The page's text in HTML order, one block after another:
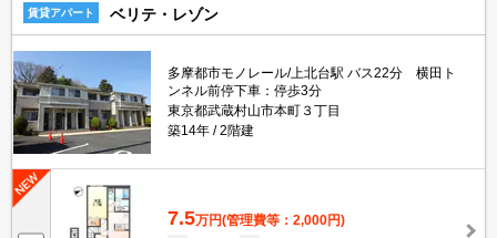
賃貸アパート ベリテ・レゾン
多摩都市モノレール/上北台駅 バス22分 横田ト
ンネル前停下車：停歩3分
東京都武蔵村山市本町３丁目
築14年
2階建
7.5万円(管理費等：2,000円)